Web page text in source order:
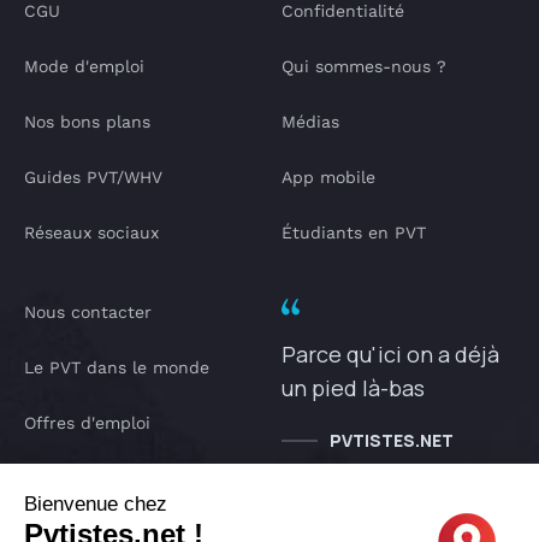
CGU
Mode d'emploi
Nos bons plans
Guides PVT/WHV
Réseaux sociaux
Confidentialité
Qui sommes-nous ?
Médias
App mobile
Étudiants en PVT
Nous contacter
Le PVT dans le monde
Offres d'emploi
IA pvtistes
Parce qu'ici on a déjà
un pied là-bas
PVTISTES.NET
Bienvenue chez
Pvtistes.net !